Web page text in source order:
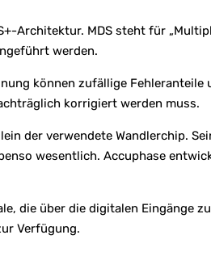
Architektur. MDS steht für
werden.
können zufällige Fehleranteile
korrigiert werden muss.
der verwendete Wandlerchip.
wesentlich. Accuphase
die über die digitalen Eingänge
Verfügung.